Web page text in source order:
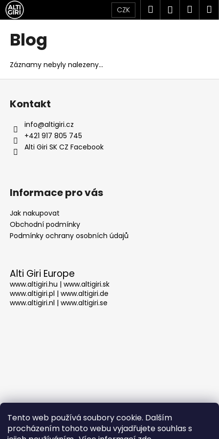
Tento web používá soubory cookie. Dalším
procházením tohoto webu vyjadřujete souhlas s
Přejít
na
obsah
CZK Hledat
Blog
Záznamy nebyly nalezeny...
K
o
o
p
t
e
b
u
t
e
n
a
t
?
p
r
u
Z
Kontakt
info@altigiri.cz
+421 917 805 745
Alti Giri SK CZ Facebook
Informace pro vás
Jak nakupovat
Obchodní podmínky
Podmínky ochrany osobních údajů
Alti Giri Europe
www.altigiri.hu | www.altigiri.sk
www.altigiri.pl | www.altigiri.de
www.altigiri.nl | www.altigiri.se